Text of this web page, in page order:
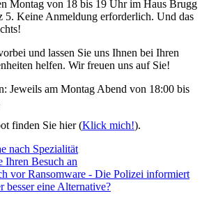
Montag von 18 bis 19 Uhr im Haus Brugg
5. Keine Anmeldung erforderlich. Und das
und lassen Sie uns Ihnen bei Ihren
helfen. Wir freuen uns auf Sie!
Jeweils am Montag Abend von 18:00 bis
finden Sie hier (Klick mich!).
nach Spezialität
Ihren Besuch an
vor Ransomware - Die Polizei informiert
besser eine Alternative?